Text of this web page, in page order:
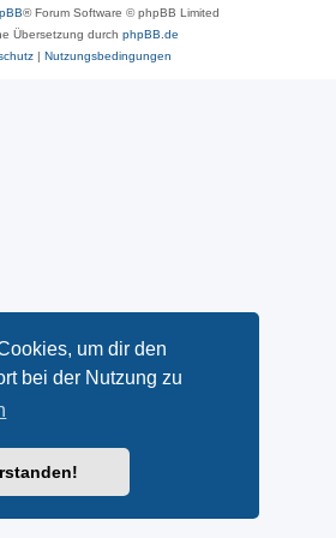
um dir den
bei der Nutzung zu
® Forum Software © phpBB Limited
Übersetzung durch phpBB.de
| Nutzungsbedingungen